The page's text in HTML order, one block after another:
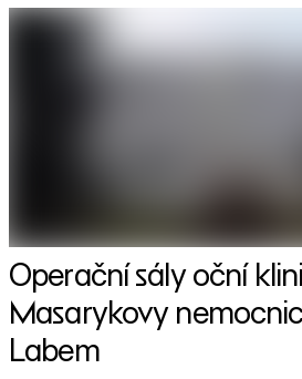
Operační sály oční
Masarykovy
Labem